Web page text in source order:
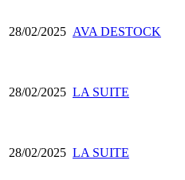
28/02/2025 AVA DESTOCK
28/02/2025 LA SUITE
28/02/2025 LA SUITE